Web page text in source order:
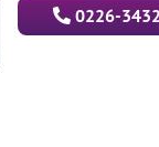
0226-